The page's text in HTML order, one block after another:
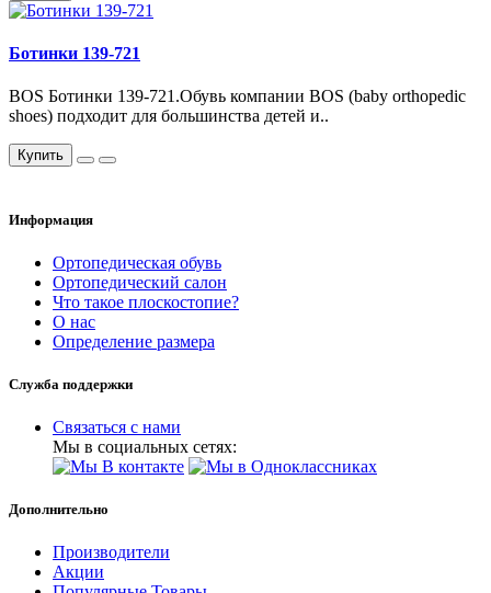
Ботинки 139-721
BOS Ботинки 139-721.Обувь компании BOS (baby orthopedic
shoes) подходит для большинства детей и..
Купить
Информация
Ортопедическая обувь
Ортопедический салон
Что такое плоскостопие?
О нас
Определение размера
Служба поддержки
Связаться с нами
Мы в социальных сетях:
Дополнительно
Производители
Акции